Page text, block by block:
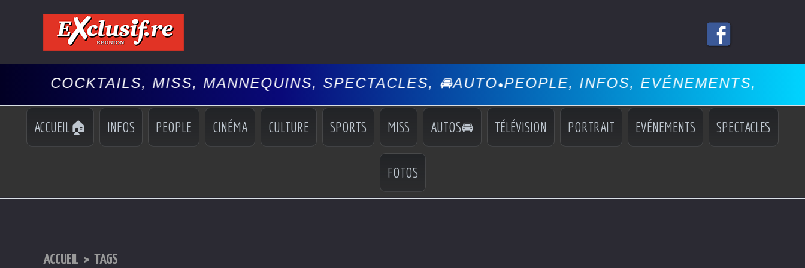
MISS, MANNEQUINS, SPECTACLES, 🚘AUTO•PEOPLE, INFOS, EVÉNEMENTS,
ACCUEIL🏠 INFOS PEOPLE CINÉMA CULTURE SPORTS MISS AUTOS🚘 TÉLÉVISION PORTRAIT EVÉNEMENTS SPECTACLES
FOTOS
ACCUEIL > TAGS